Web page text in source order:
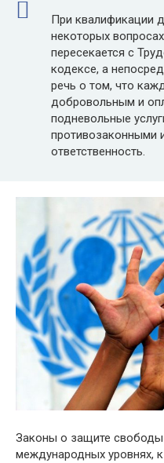
При квалификации
некоторых
пересекается с
кодексе, а
речь о том, что
добровольным и
подневольные
противозаконными
ответственность.
Законы о защите
международных уровнях,